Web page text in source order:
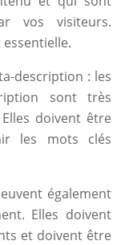
vos visiteurs.
essentielle.
description : les
sont très
doivent être
les mots clés
également
Elles doivent
et doivent être